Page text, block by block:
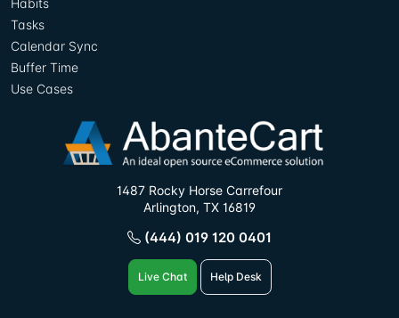
Tasks
Calendar Sync
Buffer Time
Use Cases
1487 Rocky Horse Carrefour
Arlington, TX 16819
(444) 019 120 0401
Live Chat Help Desk